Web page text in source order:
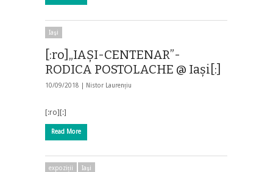
Iaşi
[:ro]„IAȘI-CENTENAR”-
RODICA POSTOLACHE @ Iași[:]
10/09/2018 | Nistor Laurențiu
[:ro][:]
Read More
expoziții Iaşi